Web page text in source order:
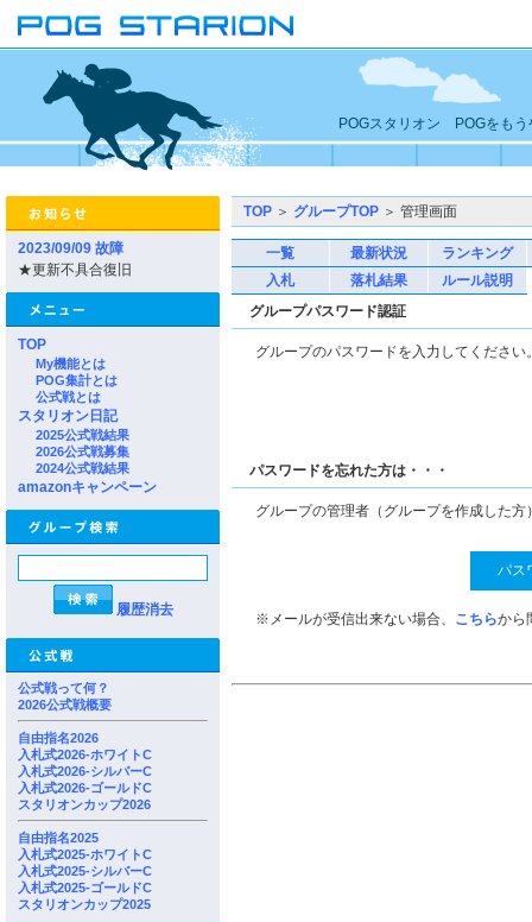
POGスタリオン POGをもう
2023/09/09 故障
★更新不具合復旧
TOP
My機能とは
POG集計とは
公式戦とは
スタリオン日記
2025公式戦結果
2026公式戦募集
2024公式戦結果
amazonキャンペーン
履歴消去
公式戦って何？
2026公式戦概要
自由指名2026
入札式2026-ホワイトC
入札式2026-シルバーC
入札式2026-ゴールドC
スタリオンカップ2026
自由指名2025
入札式2025-ホワイトC
入札式2025-シルバーC
入札式2025-ゴールドC
スタリオンカップ2025
TOP ＞ グループTOP ＞ 管理画面
一覧 最新状況
ランキング
入札
落札結果
ルール説明
グループパスワード認証
グループのパスワードを入力してくださ
パスワードを忘れた方は・・・
グループの管理者（グループを作成した
※メールが受信出来ない場合、 こちらから